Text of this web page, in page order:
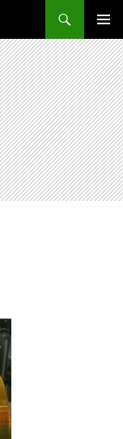
メインメ
ニュー